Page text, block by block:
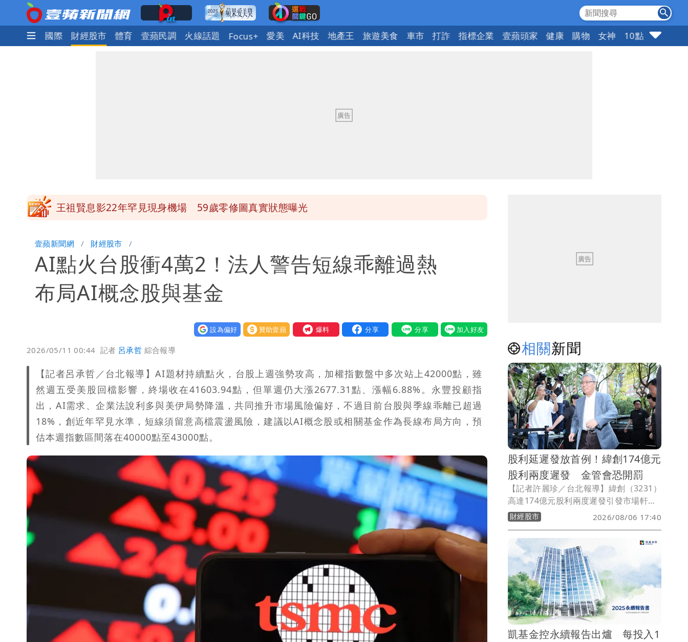
社會 國際 財經股市 體育 壹蘋民調 火線話題 Focus+ 愛美 AI科技 地產王 旅遊美食 車市 打詐 指標企業 壹蘋頭家 健康 購物 女神 10點強打
王祖賢息影22年罕見現身機場 59歲零修圖真實狀態曝光
苦苓拋震撼中國歷史言論！指唐朝根本不存在 再度被嗆：李白、杜甫用鮮卑文寫詩？
「楊承勳」名字終於公開！被害人父淚喊「終於能交代」 捐500萬獎學金延續愛
壹蘋新聞網 財經股市
AI點火台股衝4萬2！法人警告短線乖離過熱
布局AI概念股與基金
設為偏好 贊助壹蘋 我要爆料
2026/05/11 00:44 記者 呂承哲 綜合報導
【記者呂承哲／台北報導】AI題材持續點火，台股上週強勢攻高，加權指數盤中多次站上42000點，雖
然週五受美股回檔影響，終場收在41603.94點，但單週仍大漲2677.31點、漲幅6.88%。永豐投顧指
出，AI需求、企業法說利多與美伊局勢降溫，共同推升市場風險偏好，不過目前台股與季線乖離已超過
18%，創近年罕見水準，短線須留意高檔震盪風險，建議以AI概念股或相關基金作為長線布局方向，預
估本週指數區間落在40000點至43000點。
相關新聞
股利延遲發放首例！緯創174億元
股利兩度遲發 金管會恐開罰
【記者許麗珍／台北報導】緯創（3231）
高達174億元股利兩度遲發引發市場軒然
大波及股東不滿。金管會今表示經查緯創
雖已於今發放股利完畢，但有股東反映緯
創「重訊發布時間不夠即時，內容恐有
錯」等，將請證交所及台灣集中保管結算
所進一步調查，若真有疏失可處以新台幣
3萬元至50萬元違約金，情節嚴重將收回
緯創自辦股務權利，這也是首家上市櫃公
司股利延遲發放案。
財經股市 2026/08/06 17:40
凱基金控永續報告出爐 每投入1